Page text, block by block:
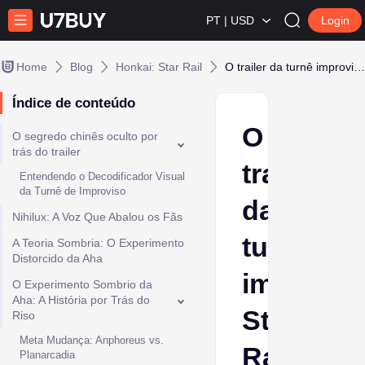
PT | USD Login
Home Blog Honkai: Star Rail
Índice de conteúdo
O segredo chinês oculto por
trás do trailer
Entendendo o Decodificador Visual
da Turnê de Improviso
Nihilux: A Voz Que Abalou os Fãs
A Teoria Sombria: O Experimento
Distorcido da Aha
O Experimento Sombrio da
Aha: A História por Trás do
Riso
Meta Mudança: Anphoreus vs.
Planarcadia
O
trailer
da
turnê
Star
Rail